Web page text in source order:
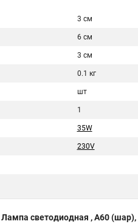
3 см
6 см
3 см
0.1 кг
шт
1
35W
230V
светодиодная , A60 (шар),